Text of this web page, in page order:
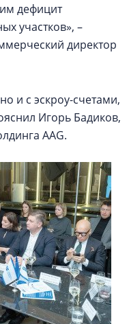
дефицит
участков», –
директор
и с эскроу-счетами,
Игорь Бадиков,
AAG.